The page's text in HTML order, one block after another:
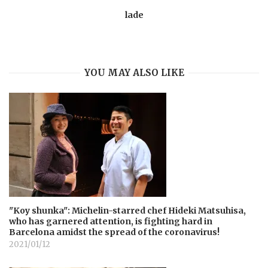
lade
YOU MAY ALSO LIKE
"Koy shunka": Michelin-starred chef Hideki Matsuhisa,
who has garnered attention, is fighting hard in
Barcelona amidst the spread of the coronavirus!
2021/01/12